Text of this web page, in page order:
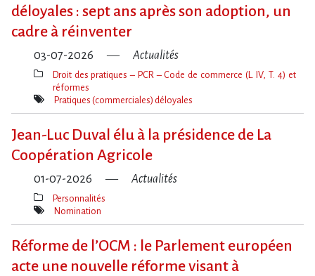
déloyales : sept ans après son adoption, un
cadre à réinventer
03-07-2026 Actualités
Thèmes(s)
Droit des pratiques – PCR – Code de commerce (L. IV, T. 4) et
réformes
Mot(s)-
Pratiques (commerciales) déloyales
Jean-Luc Duval élu à la présidence de La
Coopération Agricole
01-07-2026 Actualités
Thèmes(s)
Personnalités
Mot(s)-
Nomination
Réforme de l​‌’OCM : le Parlement européen
acte une nouvelle réforme visant à